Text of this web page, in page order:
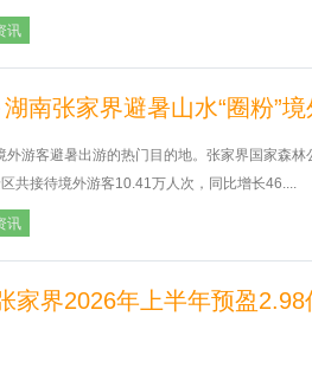
讯
湖南张家界避暑山水“圈粉”
外游客避暑出游的热门目的地。张家界国家森林
共接待境外游客10.41万人次，同比增长46....
讯
家界2026年上半年预盈